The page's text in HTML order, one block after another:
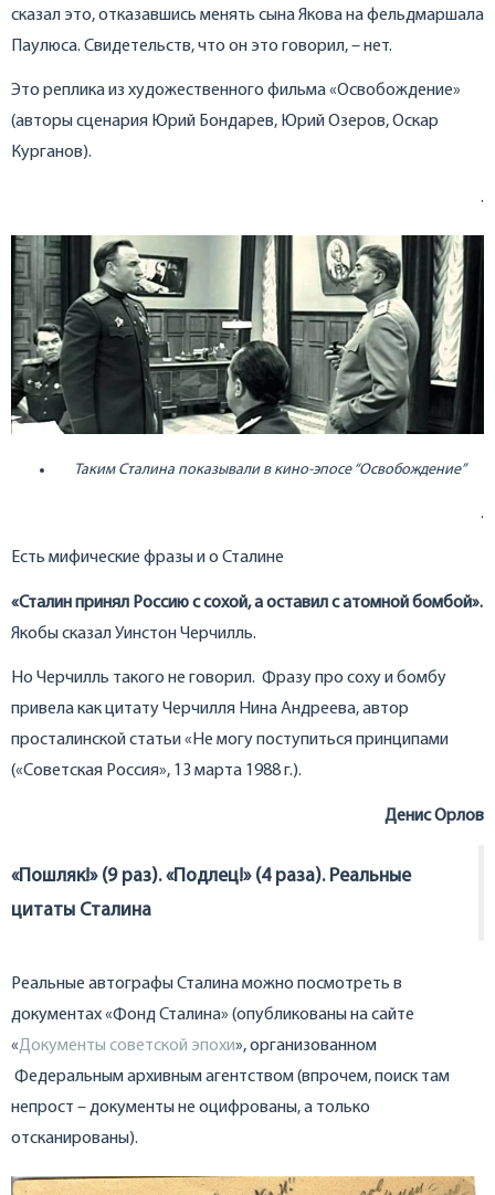
сказал это, отказавшись менять сына Якова на фельдмаршала
Паулюса. Свидетельств, что он это говорил, – нет.
Это реплика из художественного фильма «Освобождение»
(авторы сценария Юрий Бондарев, Юрий Озеров, Оскар
Курганов).
.
Таким Сталина показывали в кино-эпосе “Освобождение”
.
Есть мифические фразы и о Сталине
«Сталин принял Россию с сохой, а оставил с атомной бомбой».
Якобы сказал Уинстон Черчилль.
Но Черчилль такого не говорил. Фразу про соху и бомбу
привела как цитату Черчилля Нина Андреева, автор
просталинской статьи «Не могу поступиться принципами
(«Советская Россия», 13 марта 1988 г.).
Денис Орлов
«Пошляк!» (9 раз). «Подлец!» (4 раза). Реальные
цитаты Сталина
Реальные автографы Сталина можно посмотреть в
документах «Фонд Сталина» (опубликованы на сайте
«Документы советской эпохи», организованном
Федеральным архивным агентством (впрочем, поиск там
непрост – документы не оцифрованы, а только
отсканированы).